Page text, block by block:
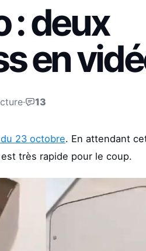
: deux
en
· 13
23 octobre. En attendant
très rapide pour le coup.